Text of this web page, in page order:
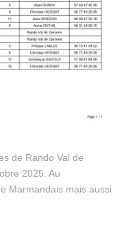
de Rando Val de
2025. Au
Marmandais mais aussi